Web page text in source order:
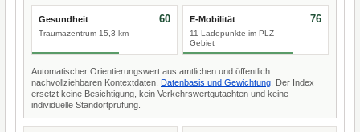
Gesundheit
Traumazentrum 15,3 km
60 E-Mobilität
11 Ladepunkte im PLZ-
Gebiet
76
Automatischer Orientierungswert aus amtlichen und öffentlich
nachvollziehbaren Kontextdaten. Datenbasis und Gewichtung . Der Index
ersetzt keine Besichtigung, kein Verkehrswertgutachten und keine
individuelle Standortprüfung.